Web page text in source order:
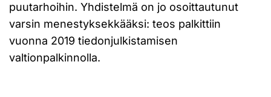
puutarhoihin. Yhdistelmä on jo osoittautunut
varsin menestyksekkääksi: teos palkittiin
vuonna 2019 tiedonjulkistamisen
valtionpalkinnolla.